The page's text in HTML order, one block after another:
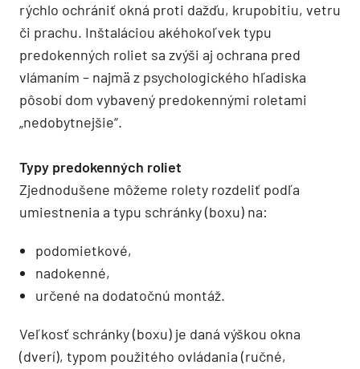
rýchlo ochrániť okná proti dažďu, krupobitiu, vetru
či prachu. Inštaláciou akéhokoľvek typu
predokenných roliet sa zvýši aj ochrana pred
vlámaním – najmä z psychologického hľadiska
pôsobí dom vybavený predokennými roletami
„nedobytnejšie“.
Typy predokenných roliet
Zjednodušene môžeme rolety rozdeliť podľa
umiestnenia a typu schránky (boxu) na:
podomietkové,
nadokenné,
určené na dodatočnú montáž.
Veľkosť schránky (boxu) je daná výškou okna
(dverí), typom použitého ovládania (ručné,